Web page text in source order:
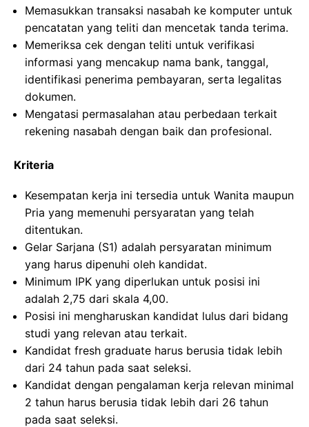
Memasukkan transaksi nasabah ke komputer untuk
pencatatan yang teliti dan mencetak tanda terima.
Memeriksa cek dengan teliti untuk verifikasi
informasi yang mencakup nama bank, tanggal,
identifikasi penerima pembayaran, serta legalitas
dokumen.
Mengatasi permasalahan atau perbedaan terkait
rekening nasabah dengan baik dan profesional.
Kriteria
Kesempatan kerja ini tersedia untuk Wanita maupun
Pria yang memenuhi persyaratan yang telah
ditentukan.
Gelar Sarjana (S1) adalah persyaratan minimum
yang harus dipenuhi oleh kandidat.
Minimum IPK yang diperlukan untuk posisi ini
adalah 2,75 dari skala 4,00.
Posisi ini mengharuskan kandidat lulus dari bidang
studi yang relevan atau terkait.
Kandidat fresh graduate harus berusia tidak lebih
dari 24 tahun pada saat seleksi.
Kandidat dengan pengalaman kerja relevan minimal
2 tahun harus berusia tidak lebih dari 26 tahun
pada saat seleksi.